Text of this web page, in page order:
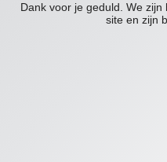
Dank voor je geduld. We
site en zijn